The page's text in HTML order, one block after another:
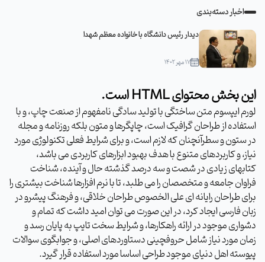
اخبار دسته‌بندی
دیدار رئیس دانشگاه با خانواده معظم شهدا
۱۷ مهر ۱۴۰۲
این بخش محتوای HTML است.
لورم ایپسوم متن ساختگی با تولید سادگی نامفهوم از صنعت چاپ، و با
استفاده از طراحان گرافیک است، چاپگرها و متون بلکه روزنامه و مجله
در ستون و سطرآنچنان که لازم است، و برای شرایط فعلی تکنولوژی مورد
نیاز، و کاربردهای متنوع با هدف بهبود ابزارهای کاربردی می باشد،
کتابهای زیادی در شصت و سه درصد گذشته حال و آینده، شناخت
فراوان جامعه و متخصصان را می طلبد، تا با نرم افزارها شناخت بیشتری را
برای طراحان رایانه ای علی الخصوص طراحان خلاقی، و فرهنگ پیشرو در
زبان فارسی ایجاد کرد، در این صورت می توان امید داشت که تمام و
دشواری موجود در ارائه راهکارها، و شرایط سخت تایپ به پایان رسد و
زمان مورد نیاز شامل حروفچینی دستاوردهای اصلی، و جوابگوی سوالات
پیوسته اهل دنیای موجود طراحی اساسا مورد استفاده قرار گیرد.